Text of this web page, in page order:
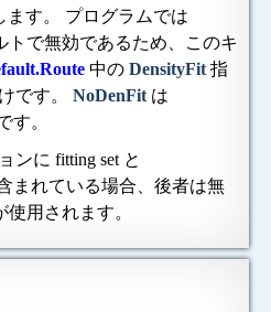
ます。 プログラムでは
トで無効であるため、このキ
中の DensityFit 指
です。 NoDenFit は
す。
ンに fitting set と
まれている場合、後者は無
使用されます。